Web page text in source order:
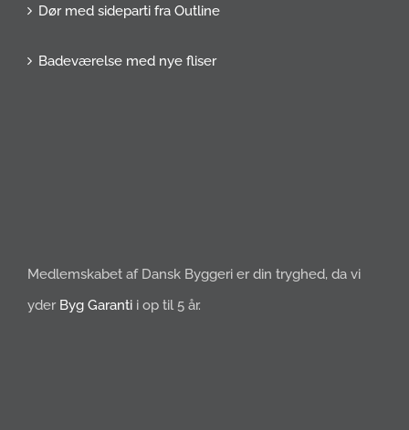
Dør med sideparti fra Outline
Badeværelse med nye fliser
Medlemskabet af Dansk Byggeri er din tryghed, da vi
yder Byg Garanti i op til 5 år.